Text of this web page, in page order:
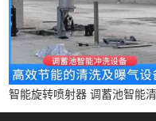
智能旋转喷射器 调蓄池智能
点对点面对面旋转清洗